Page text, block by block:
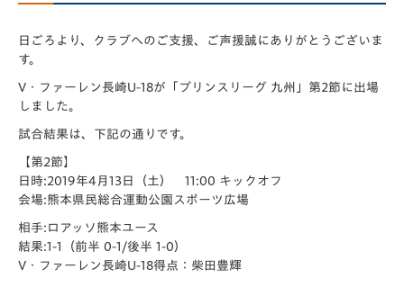
日ごろより、クラブへのご支援、ご声援誠にありがとうございま
す。
V・ファーレン長崎U-18が「プリンスリーグ 九州」第2節に出場
しました。
試合結果は、下記の通りです。
【第2節】
日時:2019年4月13日（土） 11:00 キックオフ
会場:熊本県民総合運動公園スポーツ広場
相手:ロアッソ熊本ユース
結果:1-1（前半 0-1/後半 1-0）
V・ファーレン長崎U-18得点：柴田豊輝